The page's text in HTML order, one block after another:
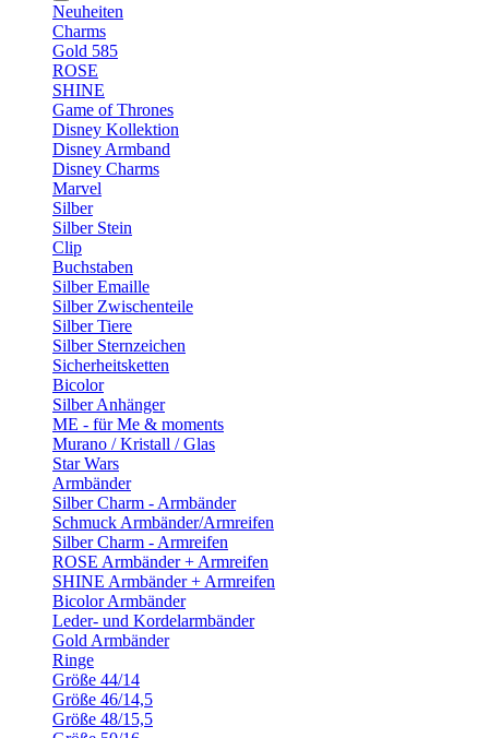
Neuheiten
Charms
Gold 585
ROSE
SHINE
Game of Thrones
Disney Kollektion
Disney Armband
Disney Charms
Marvel
Silber
Silber Stein
Clip
Buchstaben
Silber Emaille
Silber Zwischenteile
Silber Tiere
Silber Sternzeichen
Sicherheitsketten
Bicolor
Silber Anhänger
ME - für Me & moments
Murano / Kristall / Glas
Star Wars
Armbänder
Silber Charm - Armbänder
Schmuck Armbänder/Armreifen
Silber Charm - Armreifen
ROSE Armbänder + Armreifen
SHINE Armbänder + Armreifen
Bicolor Armbänder
Leder- und Kordelarmbänder
Gold Armbänder
Ringe
Größe 44/14
Größe 46/14,5
Größe 48/15,5